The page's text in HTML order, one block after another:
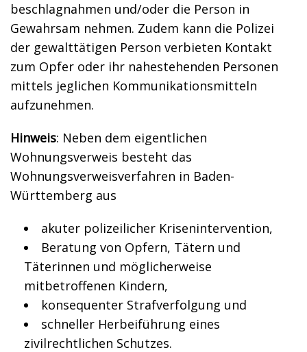
beschlagnahmen und/oder die Person in
Gewahrsam nehmen. Zudem kann die Polizei
der gewalttätigen Person verbieten Kontakt
zum Opfer oder ihr nahestehenden Personen
mittels jeglichen Kommunikationsmitteln
aufzunehmen.
Hinweis: Neben dem eigentlichen
Wohnungsverweis besteht das
Wohnungsverweisverfahren in Baden-
Württemberg aus
akuter polizeilicher Krisenintervention,
Beratung von Opfern, Tätern und
Täterinnen und möglicherweise
mitbetroffenen Kindern,
konsequenter Strafverfolgung und
schneller Herbeiführung eines
zivilrechtlichen Schutzes.